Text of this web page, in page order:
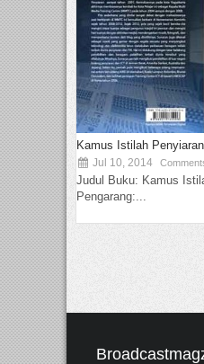
Kamus Istilah
Jul 10, 2014
Judul Buku: Kamus
Pengarang:...